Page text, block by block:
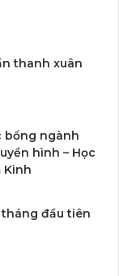
thanh xuân
bổng ngành
hình – Học
Kinh
đầu tiên